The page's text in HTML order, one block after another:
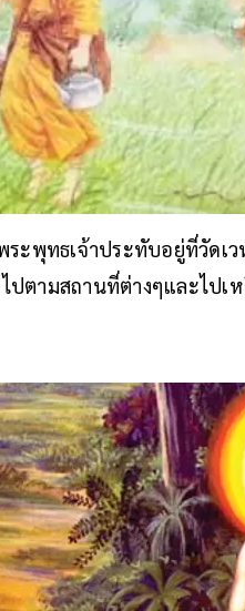
ะพุทธเจ้าประทับอยู่ที่วัดเ
ตามสถานที่ต่างๆและไปเ